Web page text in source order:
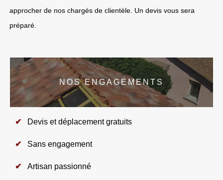
approcher de nos chargés de clientèle. Un devis vous sera
préparé.
NOS ENGAGEMENTS
Devis et déplacement gratuits
Sans engagement
Artisan passionné